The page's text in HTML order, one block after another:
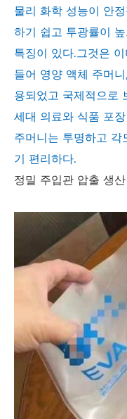
물리 화학 성능이 안
하기 쉽고 투광률이
특징이 있다.그것은
들어 영양 액체 주머
용되었고 국제적으로
세대 의료와 식품 포
주머니는 투명하고
기 편리하다.
정밀 주입관 압출 생